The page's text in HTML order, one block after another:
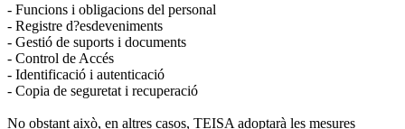
- Funcions i obligacions del personal
- Registre d?esdeveniments
- Gestió de suports i documents
- Control de Accés
- Identificació i autenticació
- Copia de seguretat i recuperació
No obstant això, en altres casos, TEISA adoptarà les mesures